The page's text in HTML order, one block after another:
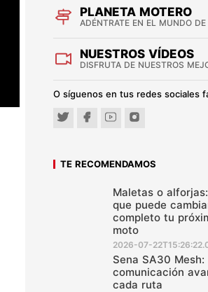
PLANETA MOTERO
ADÉNTRATE EN EL MUNDO
NUESTROS VÍDEOS
DISFRUTA DE NUESTROS
O síguenos en tus redes sociales
TE RECOMENDAMOS
Maletas o
que puede
completo tu
moto
2026-07-
Sena SA30 Mesh:
comunicación
cada ruta